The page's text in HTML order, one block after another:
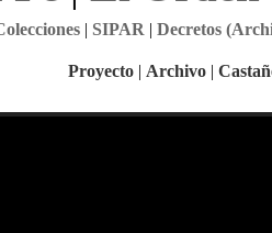
| SIPAR | Decretos
Proyecto | Archivo |